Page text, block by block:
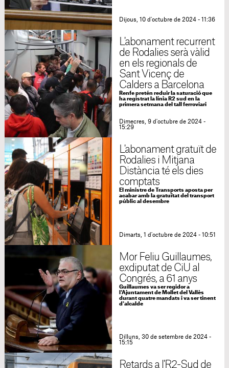
Dijous, 10 d'octubre de 2024 - 11:36
L'abonament recurrent
de Rodalies serà vàlid
en els regionals de
Sant Vicenç de
Calders a Barcelona
Renfe pretén reduir la saturació que
ha registrat la línia R2 sud en la
primera setmana del tall ferroviari
Dimecres, 9 d'octubre de 2024 -
15:29
L'abonament gratuït de
Rodalies i Mitjana
Distància té els dies
comptats
El ministre de Transports aposta per
acabar amb la gratuïtat del transport
públic al desembre
Dimarts, 1 d'octubre de 2024 - 10:51
Mor Feliu Guillaumes,
exdiputat de CiU al
Congrés, a 61 anys
Guillaumes va ser regidor a
l'Ajuntament de Mollet del Vallès
durant quatre mandats i va ser tinent
d'alcalde
Dilluns, 30 de setembre de 2024 -
15:15
Retards a l'R2-Sud de